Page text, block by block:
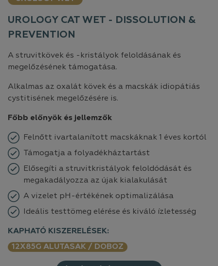
UROLOGY CAT WET - DISSOLUTION &
PREVENTION
A struvitkövek és -kristályok feloldásának és
megelőzésének támogatása.
Alkalmas az oxalát kövek és a macskák idiopátiás
cystitisének megelőzésére is.
Főbb előnyök és jellemzők
Felnőtt ivartalanított macskáknak 1 éves kortól
Támogatja a folyadékháztartást
Elősegíti a struvitkristályok feloldódását és
megakadályozza az újak kialakulását
A vizelet pH-értékének optimalizálása
Ideális testtömeg elérése és kiváló ízletesség
KAPHATÓ KISZERELÉSEK:
12X85G ALUTASAK / DOBOZ